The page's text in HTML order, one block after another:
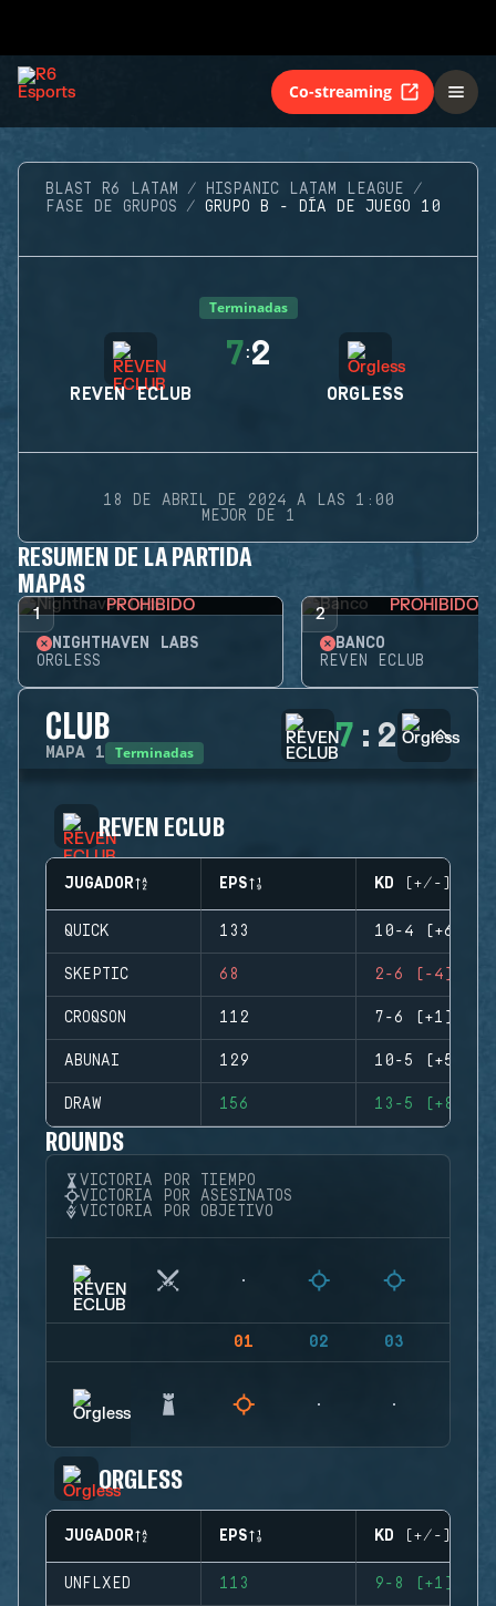
Co-streaming
BLAST R6 LATAM
HISPANIC LATAM LEAGUE
FASE DE GRUPOS
GRUPO B - DÍA DE JUEGO 10
Terminadas
REVEN ECLUB
7:2
ORGLESS
18 DE ABRIL DE 2024 A LAS 1:00
MEJOR DE 1
RESUMEN DE LA PARTIDA
MAPAS
1 PROHIBIDO
NIGHTHAVEN LABS
ORGLESS
2 PROHIBIDO
BANCO
REVEN ECLUB
CLUB
MAPA 1 Terminadas 7 : 2
REVEN ECLUB
JUGADOR EPS KD (+/-)
QUICK 133 10-4 (+6)
SKEPTIC 68 2-6 (-4)
CROQSON 112 7-6 (+1)
ABUNAI 129 10-5 (+5)
DRAW 156 13-5 (+8)
ROUNDS
VICTORIA POR TIEMPO
VICTORIA POR ASESINATOS
VICTORIA POR OBJETIVO
01 02 03
ORGLESS
JUGADOR EPS KD (+/-)
UNFLXED 113 9-8 (+1)